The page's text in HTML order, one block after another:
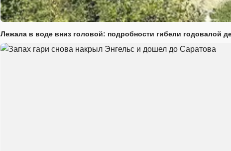
Лежала в воде вниз головой: подробности гибели годовалой